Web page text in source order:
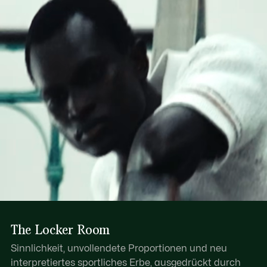
Hauptfach mit Reißverschluss und Lederschiebern
Zwei aufgesetzte Innentaschen
Krokodil und Branding-Print auf der Vorderseite
Kontrastierende Einfassung an Saum und Rändern
Erfahren Sie hier mehr
The Locker Room
Sinnlichkeit, unvollendete Proportionen und neu
interpretiertes sportliches Erbe, ausgedrückt durch